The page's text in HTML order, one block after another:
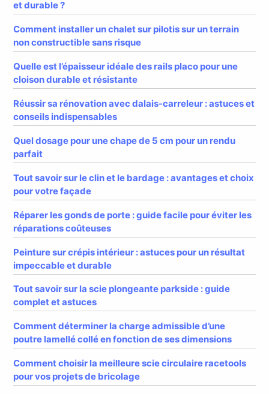
et durable ?
Comment installer un chalet sur pilotis sur un terrain
non constructible sans risque
Quelle est l’épaisseur idéale des rails placo pour une
cloison durable et résistante
Réussir sa rénovation avec dalais-carreleur : astuces et
conseils indispensables
Quel dosage pour une chape de 5 cm pour un rendu
parfait
Tout savoir sur le clin et le bardage : avantages et choix
pour votre façade
Réparer les gonds de porte : guide facile pour éviter les
réparations coûteuses
Peinture sur crépis intérieur : astuces pour un résultat
impeccable et durable
Tout savoir sur la scie plongeante parkside : guide
complet et astuces
Comment déterminer la charge admissible d’une
poutre lamellé collé en fonction de ses dimensions
Comment choisir la meilleure scie circulaire racetools
pour vos projets de bricolage